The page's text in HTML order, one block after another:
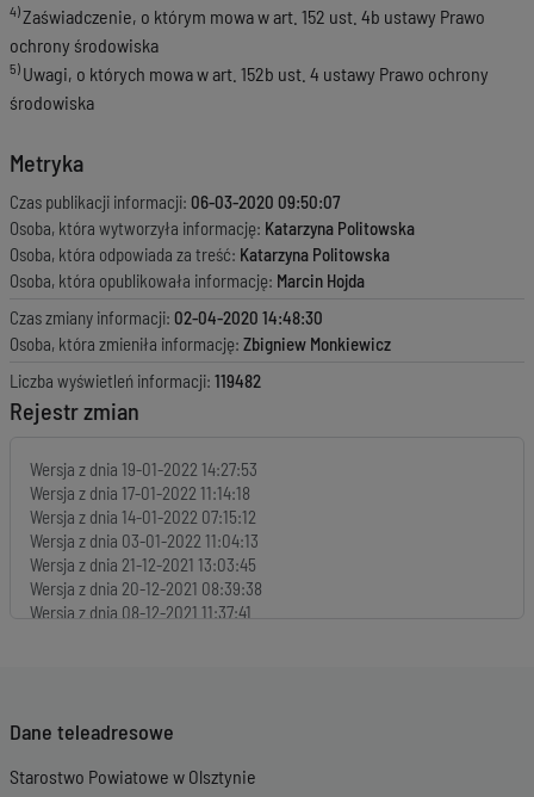
4)Zaświadczenie, o którym mowa w art. 152 ust. 4b ustawy Prawo
ochrony środowiska
5) Uwagi, o których mowa w art. 152b ust. 4 ustawy Prawo ochrony
środowiska
Metryka
Czas publikacji informacji: 06-03-2020 09:50:07
Osoba, która wytworzyła informację: Katarzyna Politowska
Osoba, która odpowiada za treść: Katarzyna Politowska
Osoba, która opublikowała informację: Marcin Hojda
Czas zmiany informacji: 02-04-2020 14:48:30
Osoba, która zmieniła informację: Zbigniew Monkiewicz
Liczba wyświetleń informacji: 119482
Rejestr zmian
Wersja z dnia 19-01-2022 14:27:53
Wersja z dnia 17-01-2022 11:14:18
Wersja z dnia 14-01-2022 07:15:12
Wersja z dnia 03-01-2022 11:04:13
Wersja z dnia 21-12-2021 13:03:45
Wersja z dnia 20-12-2021 08:39:38
Wersja z dnia 08-12-2021 11:37:41
Wersja z dnia19-11-2021 07:13:42
Wersja z dnia10-11-2021 13:01:50
Dane teleadresowe
Starostwo Powiatowe w Olsztynie